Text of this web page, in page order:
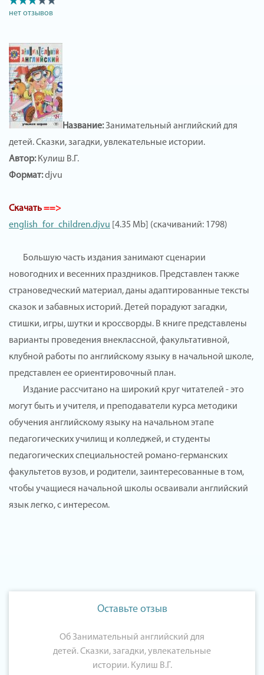
нет отзывов
Название:Занимательный английский для
детей. Сказки, загадки, увлекательные истории.
Автор:Кулиш В.Г.
Формат:djvu
Скачать==>
english_for_children.djvu [4.35 Mb] (скачиваний: 1798)
Большую часть издания занимают сценарии
новогодних и весенних праздников. Представлен также
страноведческий материал, даны адаптированные тексты
сказок и забавных историй. Детей порадуют загадки,
стишки, игры, шутки и кроссворды. В книге представлены
варианты проведения внеклассной, факультативной,
клубной работы по английскому языку в начальной школе,
представлен ее ориентировочный план.
Издание рассчитано на широкий круг читателей - это
могут быть и учителя, и преподаватели курса методики
обучения английскому языку на начальном этапе
педагогических училищ и колледжей, и студенты
педагогических специальностей романо-германских
факультетов вузов, и родители, заинтересованные в том,
чтобы учащиеся начальной школы осваивали английский
язык легко, с интересом.
Оставьте отзыв
Об Занимательный английский для
детей. Сказки, загадки, увлекательные
истории. Кулиш В.Г.